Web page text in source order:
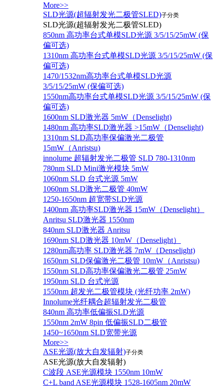
More>>
SLD光源(超辐射发光二极管SLED)子分类
SLD光源(超辐射发光二极管SLED)
850nm 高功率台式单模SLD光源 3/5/15/25mW (保
偏可选)
1310nm 高功率台式单模SLD光源 3/5/15/25mW (保
偏可选)
1470/1532nm高功率台式单模SLD光源
3/5/15/25mW (保偏可选)
1550nm高功率台式单模SLD光源 3/5/15/25mW (保
偏可选)
1600nm SLD激光器 5mW（Denselight)
1480nm 高功率SLD激光器 >15mW（Denselight)
1310nm SLD高功率保偏激光二极管
15mW（Anristsu)
innolume 超辐射发光二极管 SLD 780-1310nm
780nm SLD Mini激光模块 5mW
1060nm SLD 台式光源 5mW
1060nm SLD激光二极管 40mW
1250-1650nm 超宽带SLD光源
1400nm 高功率SLD激光器 15mW（Denselight）
Anritsu SLD激光器 1550nm
840nm SLD激光器 Anritsu
1690nm SLD激光器 10mW（Denselight）
1280nm高功率 SLD激光器 7mW（Denselight)
1650nm SLD保偏激光二极管 10mW（Anristsu)
1550nm SLD高功率保偏激光二极管 25mW
1950nm SLD 台式光源
1550nm 超发光二极管模块 (光纤功率 2mW)
Innolume光纤耦合超辐射发光二极管
840nm 高功率低偏振SLD光源
1550nm 2mW 8pin 低偏振SLD二极管
1450~1650nm SLD宽带光源
More>>
ASE光源(放大自发辐射)子分类
ASE光源(放大自发辐射)
C波段 ASE光源模块 1550nm 10mW
C+L band ASE光源模块 1528-1605nm 20mW